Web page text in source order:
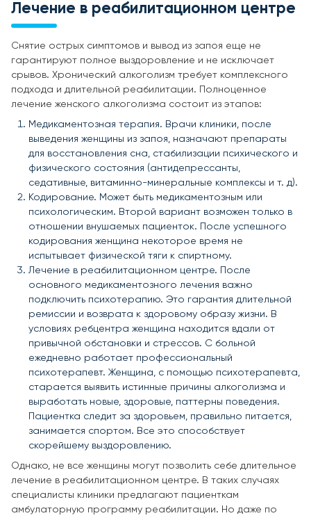
Лечение в реабилитационном центре
Снятие острых симптомов и вывод из запоя еще не
гарантируют полное выздоровление и не исключает
срывов. Хронический алкоголизм требует комплексного
подхода и длительной реабилитации. Полноценное
лечение женского алкоголизма состоит из этапов:
Медикаментозная терапия. Врачи клиники, после
выведения женщины из запоя, назначают препараты
для восстановления сна, стабилизации психического и
физического состояния (антидепрессанты,
седативные, витаминно-минеральные комплексы и т. д).
Кодирование. Может быть медикаментозным или
психологическим. Второй вариант возможен только в
отношении внушаемых пациенток. После успешного
кодирования женщина некоторое время не
испытывает физической тяги к спиртному.
Лечение в реабилитационном центре. После
основного медикаментозного лечения важно
подключить психотерапию. Это гарантия длительной
ремиссии и возврата к здоровому образу жизни. В
условиях ребцентра женщина находится вдали от
привычной обстановки и стрессов. С больной
ежедневно работает профессиональный
психотерапевт. Женщина, с помощью психотерапевта,
старается выявить истинные причины алкоголизма и
выработать новые, здоровые, паттерны поведения.
Пациентка следит за здоровьем, правильно питается,
занимается спортом. Все это способствует
скорейшему выздоровлению.
Однако, не все женщины могут позволить себе длительное
лечение в реабилитационном центре. В таких случаях
специалисты клиники предлагают пациенткам
амбулаторную программу реабилитации. Но даже по